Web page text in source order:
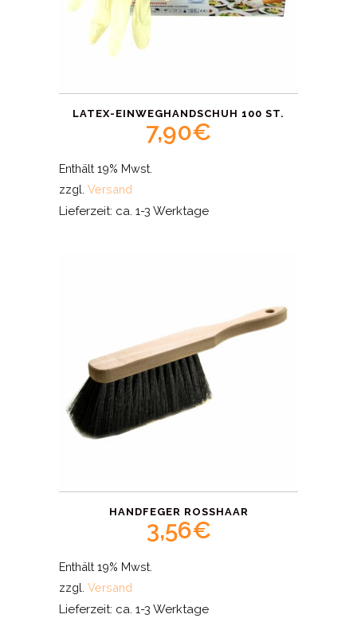
LATEX-EINWEGHANDSCHUH 100 ST.
7,90€
Enthält 19% Mwst.
zzgl. Versand
Lieferzeit: ca. 1-3 Werktage
HANDFEGER ROSSHAAR
3,56€
Enthält 19% Mwst.
zzgl. Versand
Lieferzeit: ca. 1-3 Werktage